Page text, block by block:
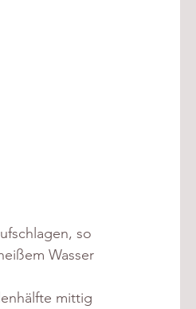
so
Wasser
mittig